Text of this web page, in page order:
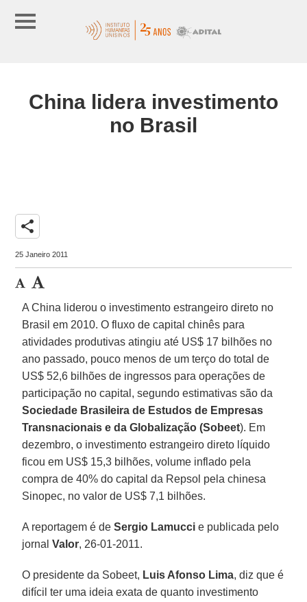
China lidera investimento
no Brasil
share
25 Janeiro 2011
A China liderou o investimento estrangeiro direto no
Brasil em 2010. O fluxo de capital chinês para
atividades produtivas atingiu até US$ 17 bilhões no
ano passado, pouco menos de um terço do total de
US$ 52,6 bilhões de ingressos para operações de
participação no capital, segundo estimativas são da
Sociedade Brasileira de Estudos de Empresas
Transnacionais e da Globalização (Sobeet). Em
dezembro, o investimento estrangeiro direto líquido
ficou em US$ 15,3 bilhões, volume inflado pela
compra de 40% do capital da Repsol pela chinesa
Sinopec, no valor de US$ 7,1 bilhões.
A reportagem é deSergio Lamucci e publicada pelo
jornalValor, 26-01-2011.
O presidente da Sobeet, Luis Afonso Lima, diz que é
difícil ter uma ideia exata de quanto investimento